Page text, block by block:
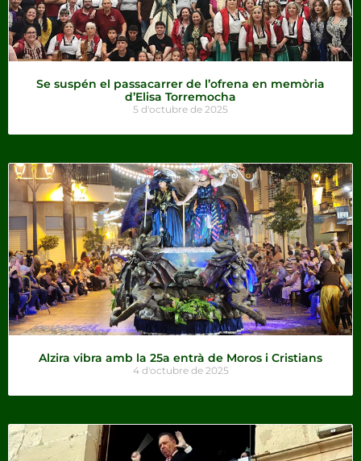
Se suspén el passacarrer de l’ofrena en memòria
d’Elisa Torremocha
5 d'octubre de 2025
Alzira vibra amb la 25a entrà de Moros i Cristians
4 d'octubre de 2025